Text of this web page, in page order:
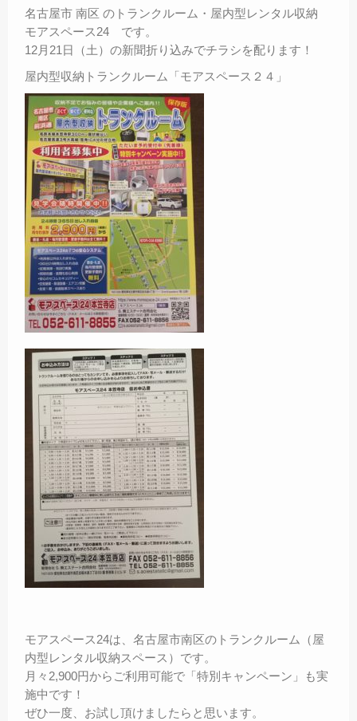
名古屋市 南区 のトランクルーム・屋内型レンタル収納
モアスペース24 です。
12月21日（土）の新聞折り込みでチラシを配ります！
屋内型収納トランクルーム「モアスペース２４」
モアスペース24は、名古屋市南区のトランクルーム（屋
内型レンタル収納スペース）です。
月々2,900円からご利用可能で「特別キャンペーン」も実
施中です！
ぜひ一度、お試し頂けましたらと思います。